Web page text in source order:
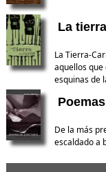
La
La Tierra-
aquellos
esquinas de
De la más
escaldado a